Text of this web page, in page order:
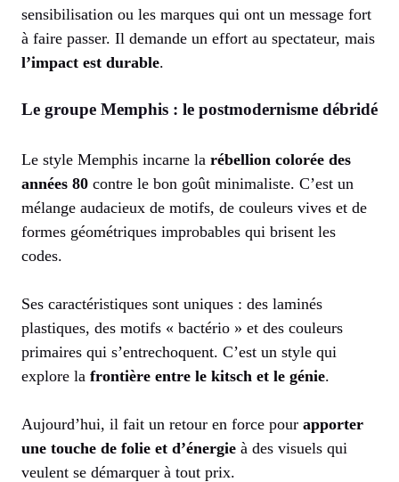
sensibilisation ou les marques qui ont un message fort
à faire passer. Il demande un effort au spectateur, mais
l’impact est durable.
Le groupe Memphis : le postmodernisme débridé
Le style Memphis incarne la rébellion colorée des
années 80 contre le bon goût minimaliste. C’est un
mélange audacieux de motifs, de couleurs vives et de
formes géométriques improbables qui brisent les
codes.
Ses caractéristiques sont uniques : des laminés
plastiques, des motifs « bactério » et des couleurs
primaires qui s’entrechoquent. C’est un style qui
explore la frontière entre le kitsch et le génie.
Aujourd’hui, il fait un retour en force pour apporter
une touche de folie et d’énergie à des visuels qui
veulent se démarquer à tout prix.